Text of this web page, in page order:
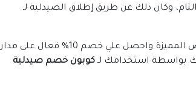
وكان ذلك عن طريق إطلاق الصيدلية لـ
لا تضيع فرصتك بـ الاستماع والاستفادة من هذه العروض المميزة واحصل علي خصم 10% فعال على مدار
بواسطة استخدامك لـ كوبون خصم صيدلية